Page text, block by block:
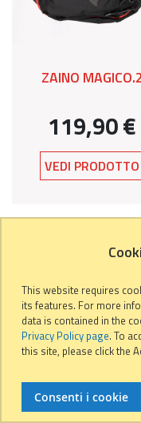
This website requires
its features. For more
data is contained in the
Privacy Policy page. To
this site, please click the
Consenti i cookie
ZAINO MAGICO.2
119,90 €
VEDI PRODOTTO
We are social,
Instagram